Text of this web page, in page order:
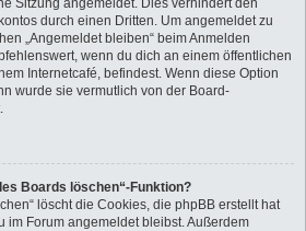
Sitzung angemeldet. Dies verhindert den
durch einen Dritten. Um angemeldet zu
„Angemeldet bleiben“ beim Anmelden
wenn du dich an einem öffentlichen
Internetcafé, befindest. Wenn diese Option
wurde sie vermutlich von der Board-
Boards löschen“-Funktion?
löscht die Cookies, die phpBB erstellt hat
im Forum angemeldet bleibst. Außerdem